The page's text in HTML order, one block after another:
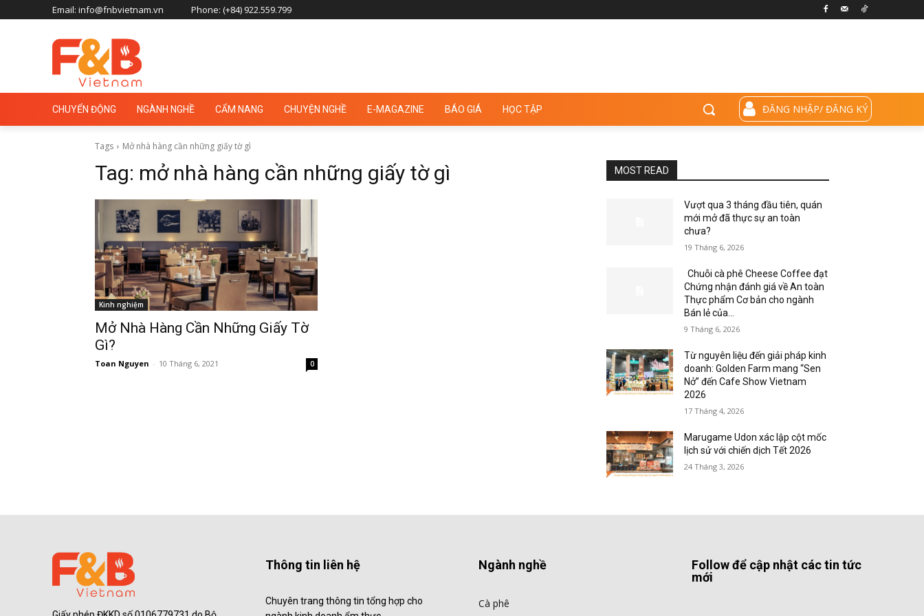
Email: info@fnbvietnam.vn Phone: (+84) 922.559.799
CHUYỂN ĐỘNG NGÀNH NGHỀ CẨM NANG CHUYỆN NGHỀ E-MAGAZINE BÁO GIÁ HỌC TẬP ĐĂNG NHẬP/ ĐĂNG KÝ
Tags Mở nhà hàng cần những giấy tờ gì
Tag: mở nhà hàng cần những giấy tờ gì
Kinh nghiệm
Mở Nhà Hàng Cần Những Giấy Tờ
Gì?
Toan Nguyen - 10 Tháng 6, 2021 0
MOST READ
Vượt qua 3 tháng đầu tiên, quán
mới mở đã thực sự an toàn
chưa?
19 Tháng 6, 2026
Chuỗi cà phê Cheese Coffee đạt
Chứng nhận đánh giá về An toàn
Thực phẩm Cơ bản cho ngành
Bán lẻ của...
9 Tháng 6, 2026
Từ nguyên liệu đến giải pháp kinh
doanh: Golden Farm mang “Sen
Nở” đến Cafe Show Vietnam
2026
17 Tháng 4, 2026
Marugame Udon xác lập cột mốc
lịch sử với chiến dịch Tết 2026
24 Tháng 3, 2026
Thông tin liên hệ
Chuyên trang thông tin tổng hợp cho
Ngành nghề
Cà phê
Follow để cập nhật các tin tức
mới